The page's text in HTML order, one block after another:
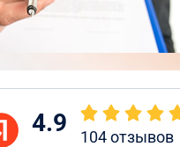
4.9 104отзывов